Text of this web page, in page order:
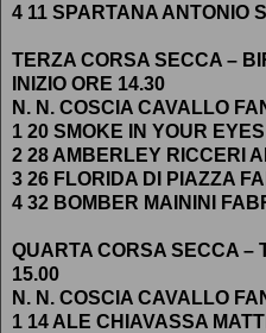
4 11 SPARTANA ANTONIO
TERZA CORSA SECCA –
INIZIO ORE 14.30
N. N. COSCIA CAVALLO
1 20 SMOKE IN YOUR
2 28 AMBERLEY RICCERI
3 26 FLORIDA DI PIAZZA
4 32 BOMBER MAININI
QUARTA CORSA SECCA –
15.00
N. N. COSCIA CAVALLO
1 14 ALE CHIAVASSA